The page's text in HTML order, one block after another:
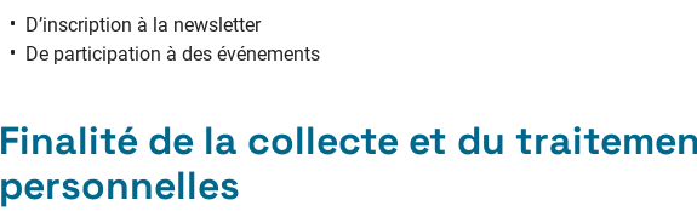
D’inscription à la newsletter
De participation à des événements
Finalité de la collecte et du
personnelles